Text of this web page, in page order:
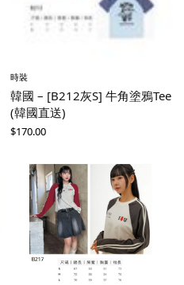
時裝
韓國 – [B212灰S] 牛角塗鴉Tee
(韓國直送)
$170.00